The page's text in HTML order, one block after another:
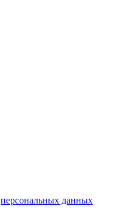
персональных данных